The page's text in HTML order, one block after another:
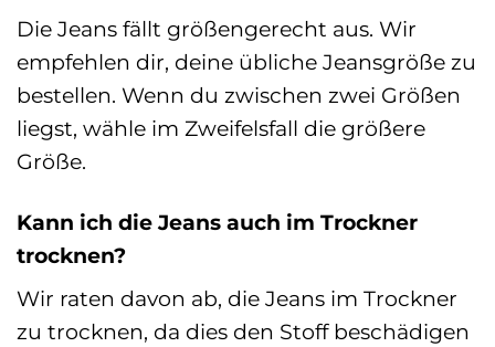
Die Jeans fällt größengerecht aus. Wir
empfehlen dir, deine übliche Jeansgröße zu
bestellen. Wenn du zwischen zwei Größen
liegst, wähle im Zweifelsfall die größere
Größe.
Kann ich die Jeans auch im Trockner
trocknen?
Wir raten davon ab, die Jeans im Trockner
zu trocknen, da dies den Stoff beschädigen